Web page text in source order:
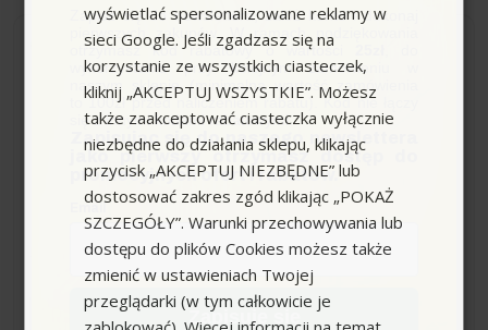
Wysyłka do 24h
Zestaw o-ringów do
SC/SG/SI, Karcher
54,12 zł
+
wyświetlać spersonalizowane reklamy w
sieci Google. Jeśli zgadzasz się na
korzystanie ze wszystkich ciasteczek,
kliknij „AKCEPTUJ WSZYSTKIE”. Możesz
także zaakceptować ciasteczka wyłącznie
niezbędne do działania sklepu, klikając
przycisk „AKCEPTUJ NIEZBĘDNE” lub
dostosować zakres zgód klikając „POKAŻ
SZCZEGÓŁY”. Warunki przechowywania lub
dostępu do plików Cookies możesz także
zmienić w ustawieniach Twojej
przeglądarki (w tym całkowicie je
Zapisz się do newslettera, załóż konto i dokonaj
pierwszych zakupów. W ramach podziękowania
otrzymasz kod rabatowy o wartości
wykorzystania przy kolejnym zamówieniu w
naszym sklepie (minimalna wartość zamówienia
to 100zł przed naliczeniem rabatu). Kod nie łączy
się z innymi kodami rabatowymi.
Zapisując się do naszego newslettera
jako pierwszy otrzymasz dostęp do
promocyjnych ofert i rabatów.
Zapisuję się